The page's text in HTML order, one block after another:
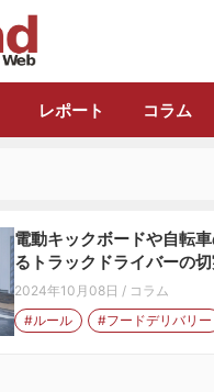
レポート コラム
電動キックボードや自転
るトラックドライバーの
2024年10月08日 / コラム
#ルール
#フードデリバリー